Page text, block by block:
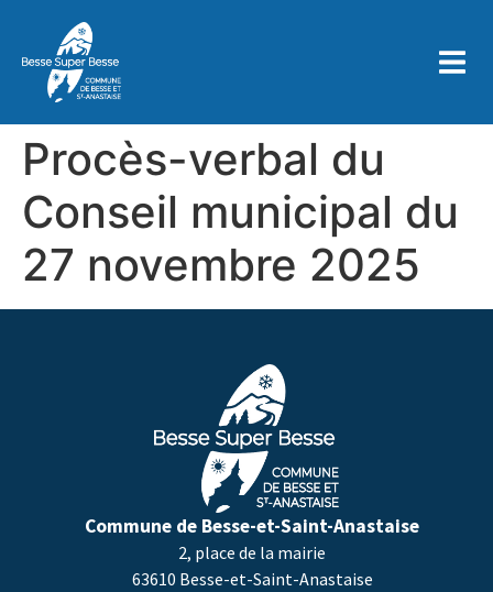
principal
Procès-verbal du
Conseil municipal du
27 novembre 2025
Commune de Besse-et-Saint-Anastaise
2, place de la mairie
63610 Besse-et-Saint-Anastaise